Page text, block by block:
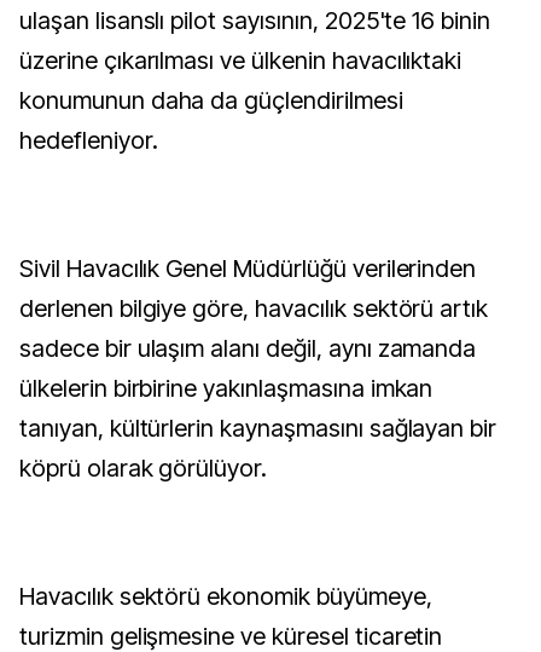
ulaşan lisanslı pilot sayısının, 2025'te 16 binin
üzerine çıkarılması ve ülkenin havacılıktaki
konumunun daha da güçlendirilmesi
hedefleniyor.
Sivil Havacılık Genel Müdürlüğü verilerinden
derlenen bilgiye göre, havacılık sektörü artık
sadece bir ulaşım alanı değil, aynı zamanda
ülkelerin birbirine yakınlaşmasına imkan
tanıyan, kültürlerin kaynaşmasını sağlayan bir
köprü olarak görülüyor.
Havacılık sektörü ekonomik büyümeye,
turizmin gelişmesine ve küresel ticaretin